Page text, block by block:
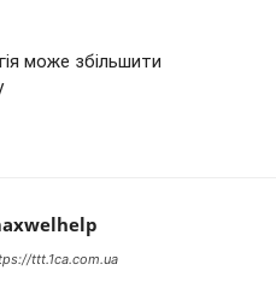
може збільшити
ttt.1ca.com.ua